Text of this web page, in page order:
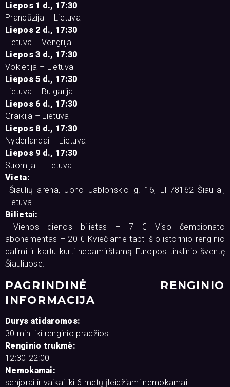
Liepos 1 d., 17:30
Prancūzija – Lietuva
Liepos 2 d., 17:30
Lietuva – Vengrija
Liepos 3 d., 17:30
Vokietija – Lietuva
Liepos 5 d., 17:30
Lietuva – Bulgarija
Liepos 6 d., 17:30
Graikija – Lietuva
Liepos 8 d., 17:30
Nyderlandai – Lietuva
Liepos 9 d., 17:30
Suomija – Lietuva
Vieta:
Šiaulių arena, Jono Jablonskio g. 16, LT-78162 Šiauliai,
Lietuva
Bilietai:
Vienos dienos bilietas – 7 € Viso čempionato
abonementas – 20 € Kviečiame tapti šio istorinio renginio
dalimi ir kartu kurti nepamirštamą Europos tinklinio šventę
Šiauliuose.
PAGRINDINĖ RENGINIO
INFORMACIJA
Durys atidaromos:
30 min. iki renginio pradžios
Renginio trukmė:
12:30-22:00
Nemokamai:
senjorai ir vaikai iki 6 metų įleidžiami nemokamai